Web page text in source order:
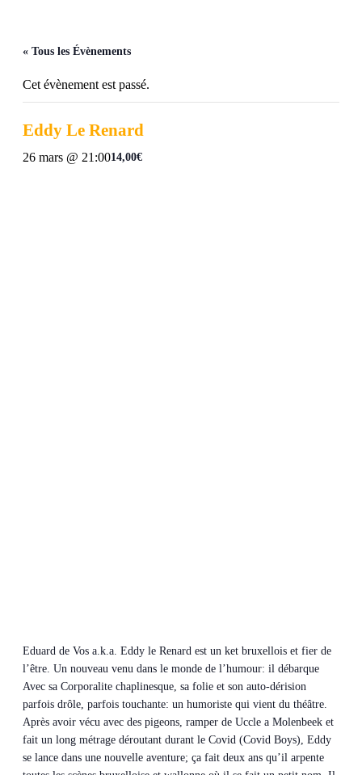
« Tous les Évènements
Cet évènement est passé.
Eddy Le Renard
26 mars @ 21:0014,00€
Eduard de Vos a.k.a. Eddy le Renard est un ket bruxellois et fier de
l’être. Un nouveau venu dans le monde de l’humour: il débarque
Avec sa Corporalite chaplinesque, sa folie et son auto-dérision
parfois drôle, parfois touchante: un humoriste qui vient du théâtre.
Après avoir vécu avec des pigeons, ramper de Uccle a Molenbeek et
fait un long métrage déroutant durant le Covid (Covid Boys), Eddy
se lance dans une nouvelle aventure; ça fait deux ans qu’il arpente